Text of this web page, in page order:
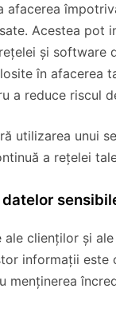
afacerea
Acestea pot
și software
în afacerea
a reduce riscul
utilizarea unui
a rețelei
ale clienților și
informații
menținerea